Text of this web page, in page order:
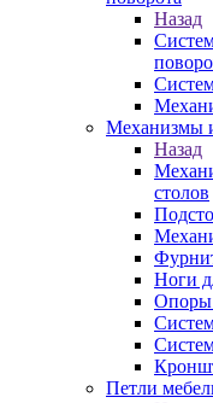
Назад
Механизмы
Назад
столов
Ноги
Опоры
Петли